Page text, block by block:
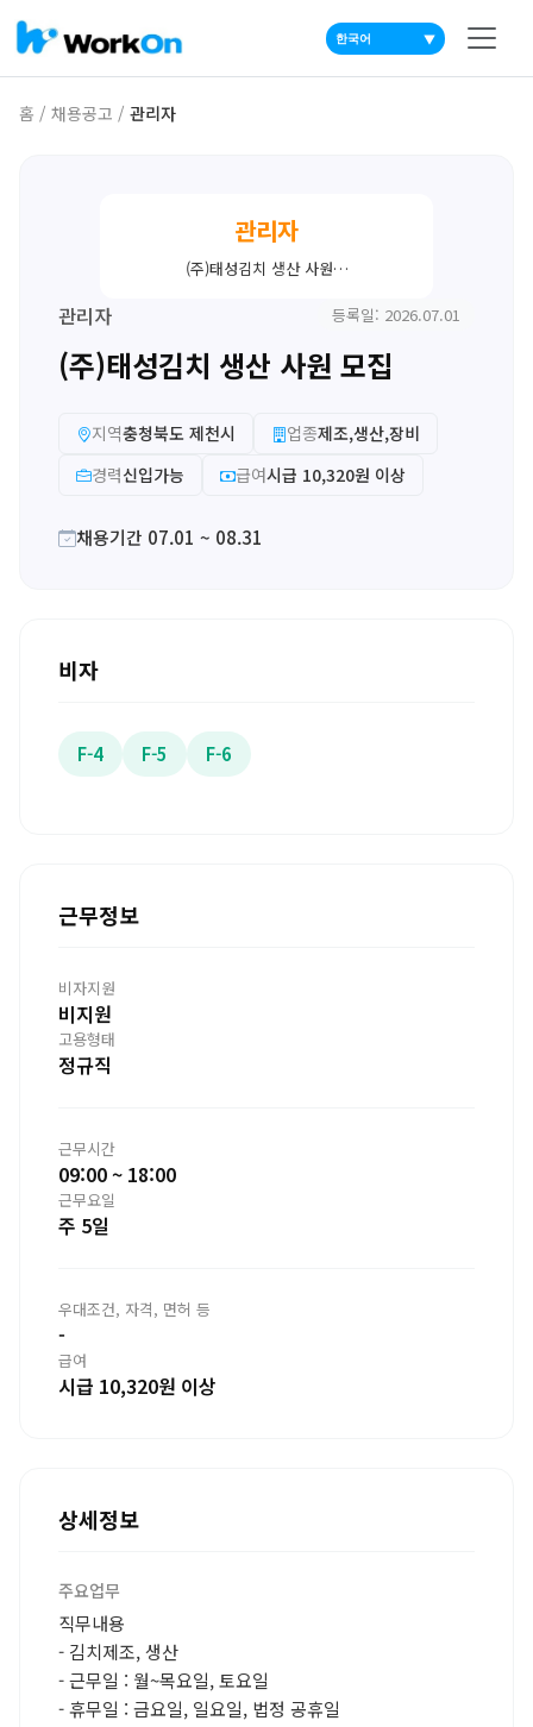
▼
홈 / 채용공고 / 관리자
관리자
(주)태성김치 생산 사원…
관리자 등록일: 2026.07.01
(주)태성김치 생산 사원 모집
지역충청북도 제천시 업종제조,생산,장비
경력신입가능 급여시급 10,320원 이상
채용기간 07.01 ~ 08.31
비자
F-4 F-5 F-6
근무정보
비자지원
비지원
고용형태
정규직
근무시간
09:00 ~ 18:00
근무요일
주 5일
우대조건, 자격, 면허 등
-
급여
시급 10,320원 이상
상세정보
주요업무
직무내용
- 김치제조, 생산
- 근무일 : 월~목요일, 토요일
- 휴무일 : 금요일, 일요일, 법정 공휴일